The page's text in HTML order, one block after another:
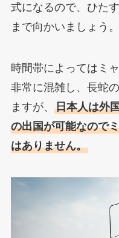
式になるので、ひた
まで向かいましょう。
時間帯によってはミ
非常に混雑し、長蛇
ますが、 日本人は外
の出国が可能なので
はありません。